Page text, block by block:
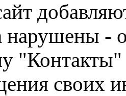
-
"Контакты"
своих